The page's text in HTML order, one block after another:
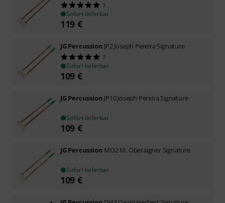
1
Sofort lieferbar
119 €
JG Percussion JP2 Joseph Pereira Signature
2
Sofort lieferbar
109 €
JG Percussion JP10 Joseph Pereira Signature
Sofort lieferbar
109 €
JG Percussion MO2 M. Oberaigner Signature
Sofort lieferbar
109 €